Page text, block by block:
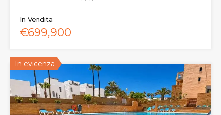
In Vendita
€699,900
In evidenza